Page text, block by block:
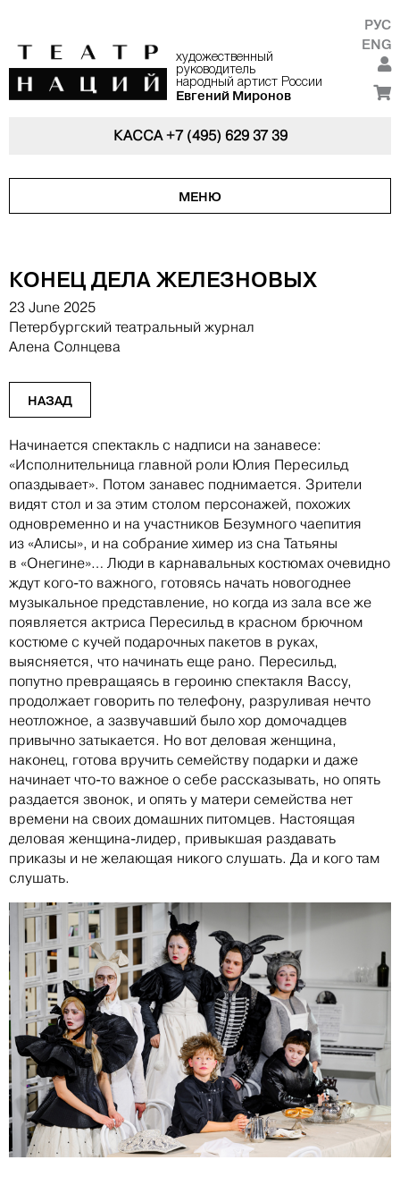
художественный
руководитель
народный артист России
Евгений Миронов
РУС
ENG
КАССА+7 (495) 629 37 39
МЕНЮ
КОНЕЦ ДЕЛА ЖЕЛЕЗНОВЫХ
23 June 2025
Петербургский театральный журнал
Алена Солнцева
НАЗАД
Начинается спектакль с надписи на занавесе:
«Исполнительница главной роли Юлия Пересильд
опаздывает». Потом занавес поднимается. Зрители
видят стол и за этим столом персонажей, похожих
одновременно и на участников Безумного чаепития
из «Алисы», и на собрание химер из сна Татьяны
в «Онегине»… Люди в карнавальных костюмах очевидно
ждут кого-то важного, готовясь начать новогоднее
музыкальное представление, но когда из зала все же
появляется актриса Пересильд в красном брючном
костюме с кучей подарочных пакетов в руках,
выясняется, что начинать еще рано. Пересильд,
попутно превращаясь в героиню спектакля Вассу,
продолжает говорить по телефону, разруливая нечто
неотложное, а зазвучавший было хор домочадцев
привычно затыкается. Но вот деловая женщина,
наконец, готова вручить семейству подарки и даже
начинает что-то важное о себе рассказывать, но опять
раздается звонок, и опять у матери семейства нет
времени на своих домашних питомцев. Настоящая
деловая женщина-лидер, привыкшая раздавать
приказы и не желающая никого слушать. Да и кого там
слушать.